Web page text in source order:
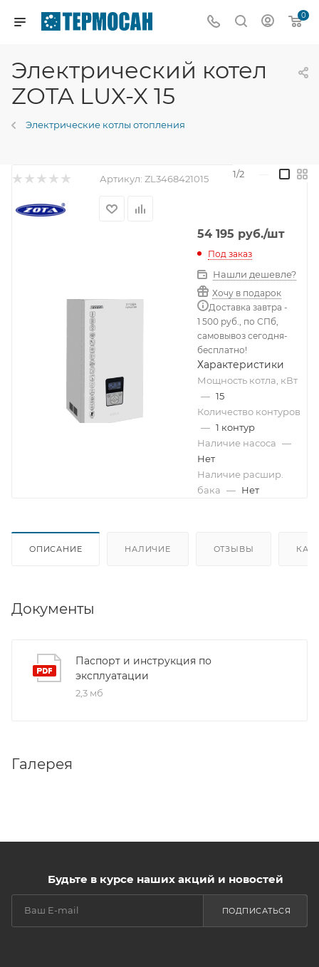
0
Электрический котел
ZOTA LUX-X 15
Электрические котлы отопления
Артикул: ZL3468421015
54 195 руб./шт
Под заказ
Нашли дешевле?
Хочу в подарок
Доставка завтра -
1 500 руб., по СПб,
самовывоз сегодня-
бесплатно!
Характеристики
Мощность котла, кВт
— 15
Количество контуров
— 1 контур
Наличие насоса —
Нет
Наличие расшир.
бака — Нет
ОПИСАНИЕ НАЛИЧИЕ ОТЗЫВЫ КАК
Документы
Паспорт и инструкция по
эксплуатации
2,3 мб
Галерея
1/2
Будьте в курсе наших акций и новостей
ПОДПИСАТЬСЯ